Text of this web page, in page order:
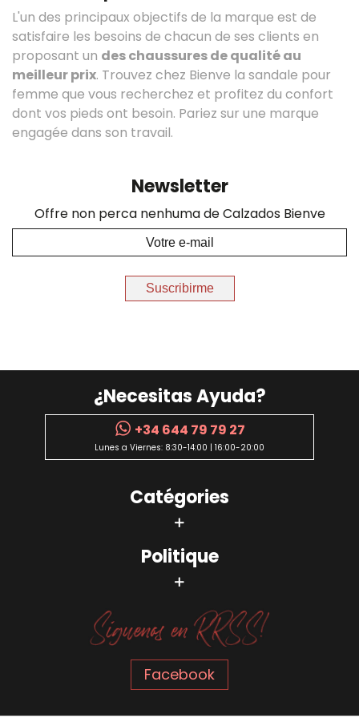
L'un des principaux objectifs de la marque est de
satisfaire les besoins de chacun de ses clients en
proposant un des chaussures de qualité au
meilleur prix. Trouvez chez Bienve la sandale pour
femme que vous recherchez et profitez du confort
dont vos pieds ont besoin. Pariez sur une marque
engagée dans son travail.
Newsletter
Offre non perca nenhuma de Calzados Bienve
Suscribirme
¿Necesitas Ayuda?
+34 644 79 79 27
Lunes a Viernes: 8:30-14:00 | 16:00-20:00
Catégories
Politique
Facebook